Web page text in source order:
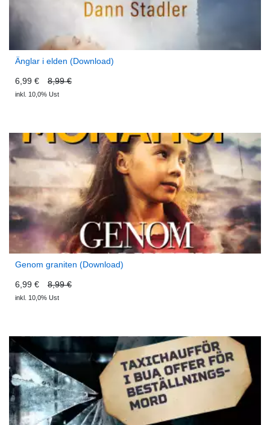
Änglar i elden (Download)
6,99 € 8,99 €
inkl. 10,0% Ust
Genom graniten (Download)
6,99 € 8,99 €
inkl. 10,0% Ust